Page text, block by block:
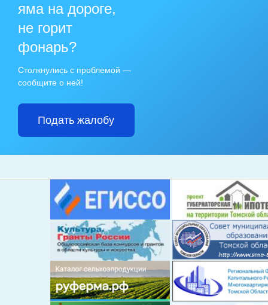
яма на дороге,
не горит
фонарь?
Столкнулись с проблемой —
сообщите о ней!
Подать жалобу